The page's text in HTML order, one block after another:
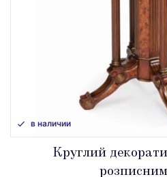
в наличии
Круглий